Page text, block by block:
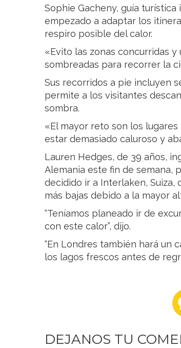
Sophie Gacheny, guía
empezado a adaptar los
respiro posible del calor.
«Evito las zonas concurridas
sombreadas para recorrer la
Sus recorridos a pie incluyen
permite a los visitantes
sombra.
«El mayor reto son los
estar demasiado caluroso y
Lauren Hedges, de 39 años,
Alemania este fin de semana,
decidido ir a Interlaken, Suiza,
más bajas debido a la mayor
“Teníamos planeado ir de
con este calor”, dijo.
“En Londres también hará un
los lagos frescos antes de
DEJANOS TU